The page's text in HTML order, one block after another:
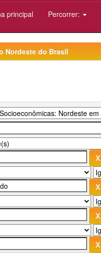
principal Percorrer:
Nordeste do Brasil